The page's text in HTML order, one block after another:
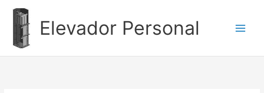
contenido
Elevador Personal